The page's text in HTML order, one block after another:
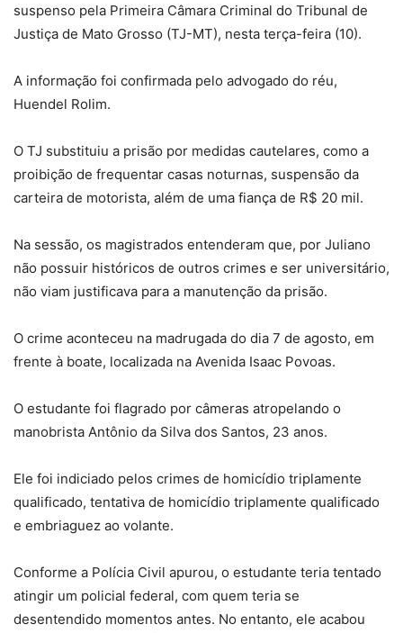
suspenso pela Primeira Câmara Criminal do Tribunal de
Justiça de Mato Grosso (TJ-MT), nesta terça-feira (10).
A informação foi confirmada pelo advogado do réu,
Huendel Rolim.
O TJ substituiu a prisão por medidas cautelares, como a
proibição de frequentar casas noturnas, suspensão da
carteira de motorista, além de uma fiança de R$ 20 mil.
Na sessão, os magistrados entenderam que, por Juliano
não possuir históricos de outros crimes e ser universitário,
não viam justificava para a manutenção da prisão.
O crime aconteceu na madrugada do dia 7 de agosto, em
frente à boate, localizada na Avenida Isaac Povoas.
O estudante foi flagrado por câmeras atropelando o
manobrista Antônio da Silva dos Santos, 23 anos.
Ele foi indiciado pelos crimes de homicídio triplamente
qualificado, tentativa de homicídio triplamente qualificado
e embriaguez ao volante.
Conforme a Polícia Civil apurou, o estudante teria tentado
atingir um policial federal, com quem teria se
desentendido momentos antes. No entanto, ele acabou